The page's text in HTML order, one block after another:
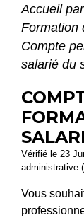
Accueil
Formation
Compte
salarié du
Vérifié le 23
administrative
Vous